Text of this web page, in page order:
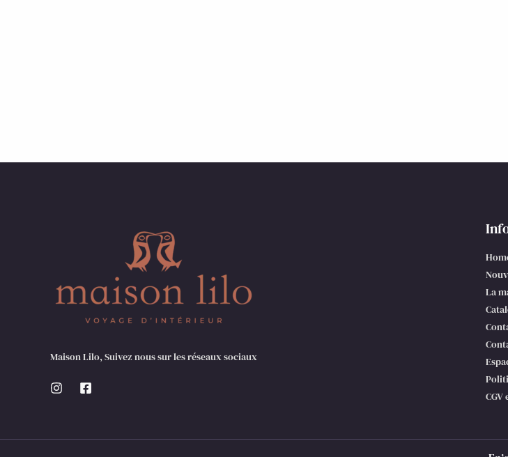
Maison Lilo, Suivez nous sur les réseaux sociaux
La